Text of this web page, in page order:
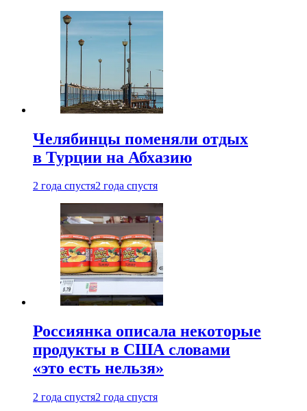
Челябинцы поменяли отдых
в Турции на Абхазию
2 года спустя2 года спустя
Россиянка описала некоторые
продукты в США словами
«это есть нельзя»
2 года спустя2 года спустя